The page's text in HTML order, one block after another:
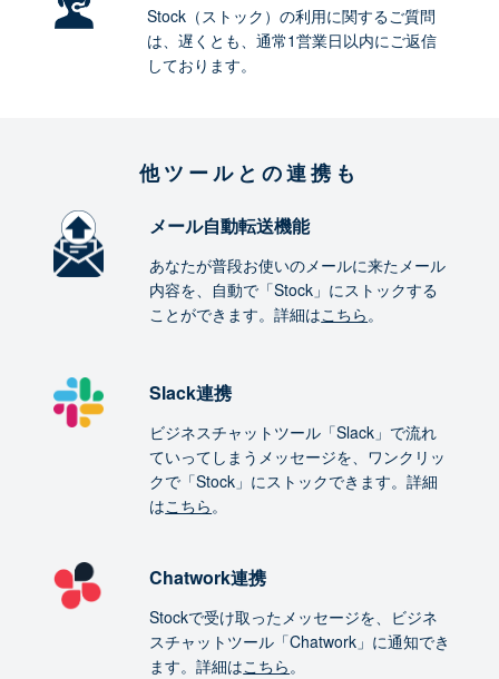
Stock（ストック）の利用に関するご質問
は、遅くとも、通常1営業日以内にご返信
しております。
他ツールとの連携も
メール自動転送機能
あなたが普段お使いのメールに来たメール
内容を、自動で「Stock」にストックする
ことができます。詳細はこちら。
Slack連携
ビジネスチャットツール「Slack」で流れ
ていってしまうメッセージを、ワンクリッ
クで「Stock」にストックできます。詳細
はこちら。
Chatwork連携
Stockで受け取ったメッセージを、ビジネ
スチャットツール「Chatwork」に通知でき
ます。詳細はこちら。